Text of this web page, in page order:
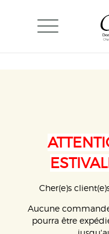
Cher(e)s
Aucune
pourra être